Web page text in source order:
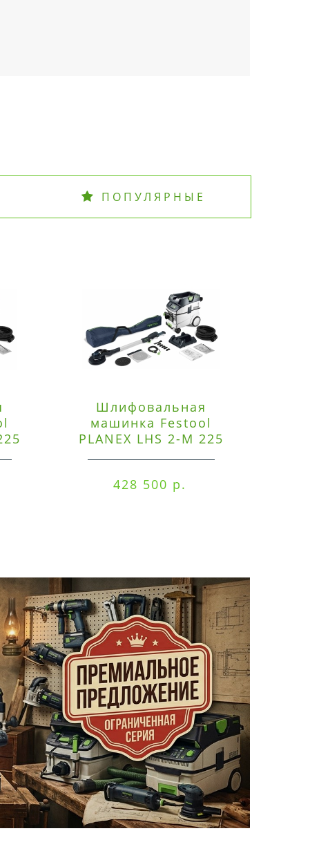
ПОПУЛЯРНЫЕ
Шлифовальная
машинка Festool
PLANEX LHS 2-M 225
428 500 р.